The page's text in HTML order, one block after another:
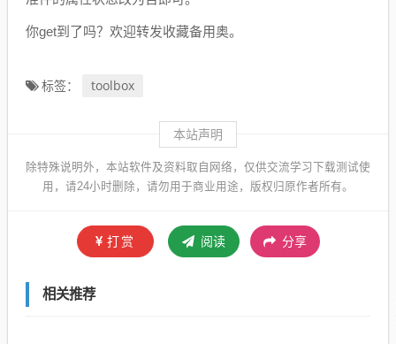
你get到了吗？欢迎转发收藏备用奥。
标签： toolbox
本站声明
除特殊说明外，本站软件及资料取自网络，仅供交流学习下载测试使
用，请24小时删除，请勿用于商业用途，版权归原作者所有。
打赏 阅读 分享
相关推荐